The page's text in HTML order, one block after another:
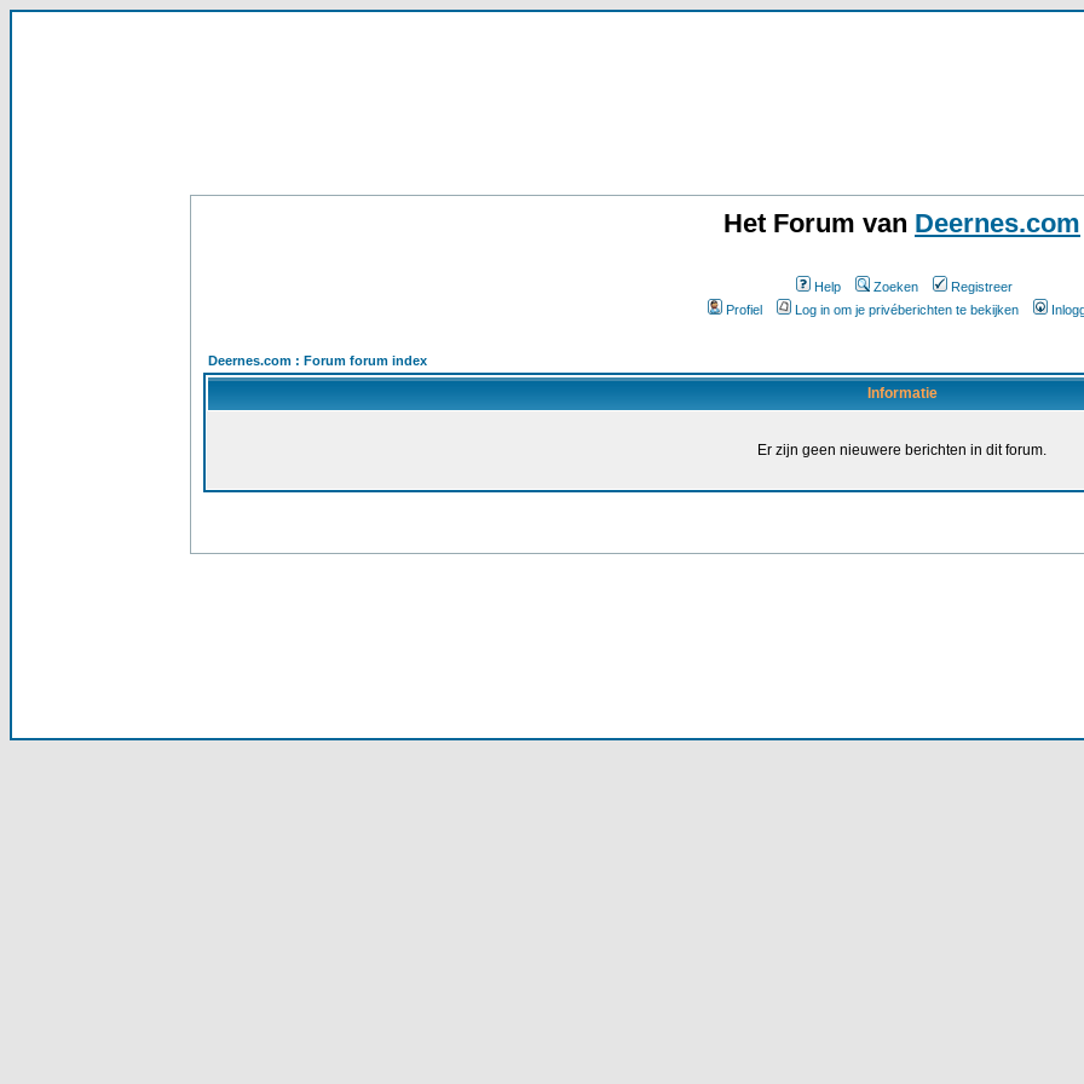
Het Forum van Deernes.com
Help Zoeken
Registreer
Profiel
Log in om je privéberichten te bekijken
Deernes.com : Forum forum index
Informatie
Er zijn geen nieuwere berichten in dit forum.